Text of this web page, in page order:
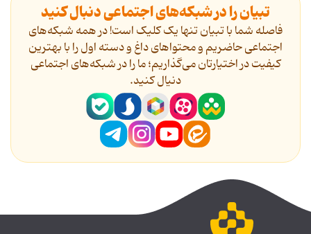
تبیان را در شبکه‌های اجتماعی دنبال کنید
فاصله شما با تبیان تنها یک کلیک است! در همه شبکه‌های
اجتماعی حاضریم و محتواهای داغ و دسته اول را با بهترین
کیفیت در اختیارتان می‌گذاریم؛ ما را در شبکه‌های اجتماعی
دنیال کنید.